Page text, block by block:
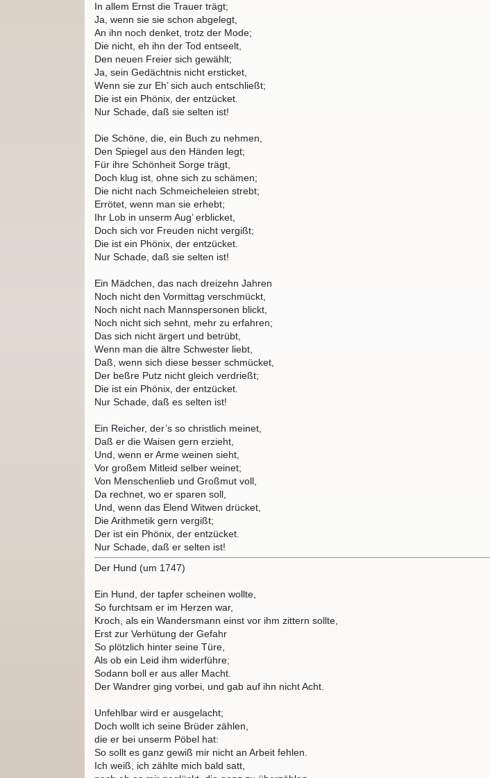
In allem Ernst die Trauer trägt;
Ja, wenn sie sie schon abgelegt,
An ihn noch denket, trotz der Mode;
Die nicht, eh ihn der Tod entseelt,
Den neuen Freier sich gewählt;
Ja, sein Gedächtnis nicht ersticket,
Wenn sie zur Eh’ sich auch entschließt;
Die ist ein Phönix, der entzücket.
Nur Schade, daß sie selten ist!
Die Schöne, die, ein Buch zu nehmen,
Den Spiegel aus den Händen legt;
Für ihre Schönheit Sorge trägt,
Doch klug ist, ohne sich zu schämen;
Die nicht nach Schmeicheleien strebt;
Errötet, wenn man sie erhebt;
Ihr Lob in unserm Aug’ erblicket,
Doch sich vor Freuden nicht vergißt;
Die ist ein Phönix, der entzücket.
Nur Schade, daß sie selten ist!
Ein Mädchen, das nach dreizehn Jahren
Noch nicht den Vormittag verschmückt,
Noch nicht nach Mannspersonen blickt,
Noch nicht sich sehnt, mehr zu erfahren;
Das sich nicht ärgert und betrübt,
Wenn man die ältre Schwester liebt,
Daß, wenn sich diese besser schmücket,
Der beßre Putz nicht gleich verdrießt;
Die ist ein Phönix, der entzücket.
Nur Schade, daß es selten ist!
Ein Reicher, der’s so christlich meinet,
Daß er die Waisen gern erzieht,
Und, wenn er Arme weinen sieht,
Vor großem Mitleid selber weinet;
Von Menschenlieb und Großmut voll,
Da rechnet, wo er sparen soll,
Und, wenn das Elend Witwen drücket,
Die Arithmetik gern vergißt;
Der ist ein Phönix, der entzücket.
Nur Schade, daß er selten ist!
Der Hund (um 1747)
Ein Hund, der tapfer scheinen wollte,
So furchtsam er im Herzen war,
Kroch, als ein Wandersmann einst vor ihm zittern sollte,
Erst zur Verhütung der Gefahr
So plötzlich hinter seine Türe,
Als ob ein Leid ihm widerführe;
Sodann boll er aus aller Macht.
Der Wandrer ging vorbei, und gab auf ihn nicht Acht.
Unfehlbar wird er ausgelacht;
Doch wollt ich seine Brüder zählen,
die er bei unserm Pöbel hat:
So sollt es ganz gewiß mir nicht an Arbeit fehlen.
Ich weiß, ich zählte mich bald satt,